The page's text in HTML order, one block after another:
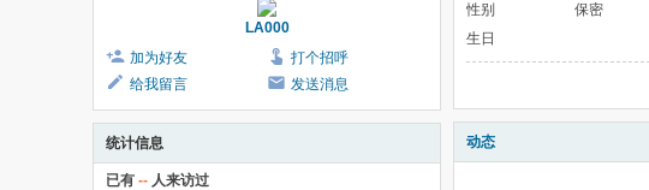
LA000
加为好友
打个招呼
给我留言
发送消息
统计信息
已有 -- 人来访过
性别
保密
生日
动态